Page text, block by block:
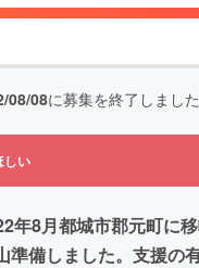
08/08に募集を終了しました
しい
8月都城市郡元町に
備しました。支援の